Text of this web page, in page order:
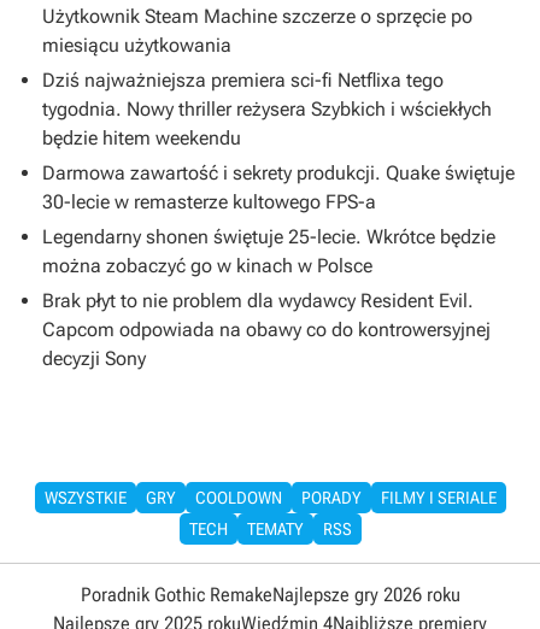
Użytkownik Steam Machine szczerze o sprzęcie po
miesiącu użytkowania
Dziś najważniejsza premiera sci-fi Netflixa tego
tygodnia. Nowy thriller reżysera Szybkich i wściekłych
będzie hitem weekendu
Darmowa zawartość i sekrety produkcji. Quake świętuje
30-lecie w remasterze kultowego FPS-a
Legendarny shonen świętuje 25-lecie. Wkrótce będzie
można zobaczyć go w kinach w Polsce
Brak płyt to nie problem dla wydawcy Resident Evil.
Capcom odpowiada na obawy co do kontrowersyjnej
decyzji Sony
WSZYSTKIE GRY COOLDOWN PORADY
FILMY I SERIALE
TECH
TEMATY RSS
Poradnik Gothic RemakeNajlepsze gry 2026 roku
Najlepsze gry 2025 rokuWiedźmin 4Najbliższe premiery